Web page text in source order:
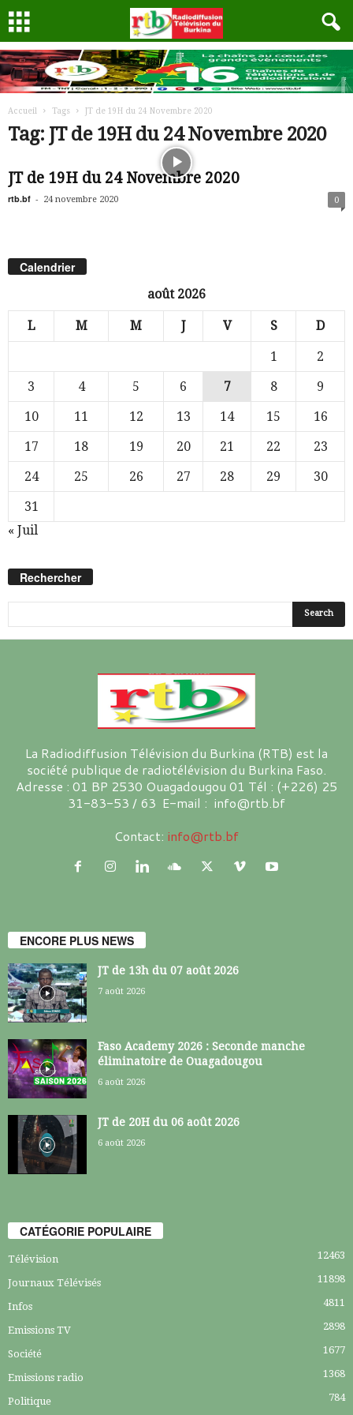
Accueil Tags JT de 19H du 24 Novembre 2020
Tag: JT de 19H du 24 Novembre 2020
JT de 19H du 24 Novembre 2020
rtb.bf - 24 novembre 2020 0
Calendrier
août 2026
L M M J V S D
1
2
3
4 5 6 7 8
9
10
11 12 13 14 15
16
17
18 19 20 21 22
23
24
25 26 27 28 29
30
31
« Juil
Rechercher
La Radiodiffusion Télévision du Burkina (RTB) est la
société publique de radiotélévision du Burkina Faso.
Adresse : 01 BP 2530 Ouagadougou 01 Tél : (+226) 25
31-83-53 / 63 E-mail : info@rtb.bf
Contact: info@rtb.bf
ENCORE PLUS NEWS
JT de 13h du 07 août 2026
7 août 2026
Faso Academy 2026 : Seconde manche
éliminatoire de Ouagadougou
6 août 2026
JT de 20H du 06 août 2026
6 août 2026
CATÉGORIE POPULAIRE
Télévision 12463
Journaux Télévisés 11898
Infos 4811
Emissions TV 2898
Société 1677
Emissions radio 1368
Politique 784